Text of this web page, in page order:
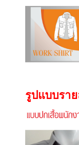
รูปแบบรา